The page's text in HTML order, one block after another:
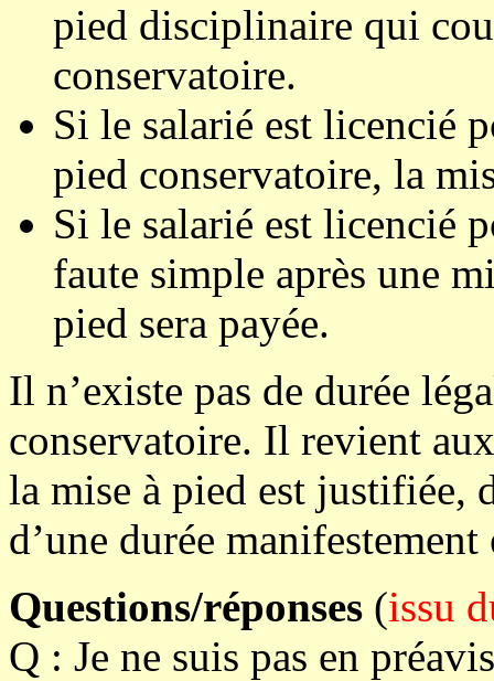
pied disciplinaire qui
conservatoire.
Si le salarié est licencié
pied conservatoire, la
Si le salarié est licencié
faute simple après une
pied sera payée.
Il n’existe pas de durée
conservatoire. Il revient
la mise à pied est justifiée,
d’une durée manifestement
Questions/réponses (issu
Q : Je ne suis pas en